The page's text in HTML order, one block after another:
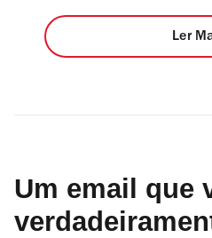
Ler
Um email que